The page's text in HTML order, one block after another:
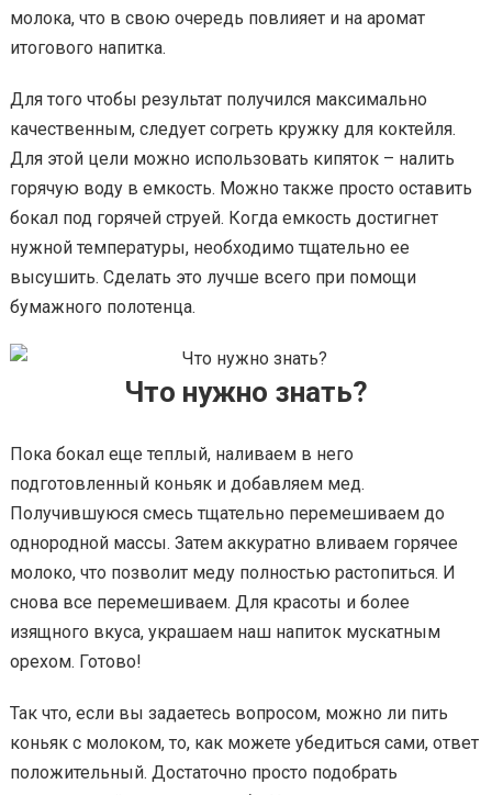
молока, что в свою очередь повлияет и на аромат
итогового напитка.
Для того чтобы результат получился максимально
качественным, следует согреть кружку для коктейля.
Для этой цели можно использовать кипяток – налить
горячую воду в емкость. Можно также просто оставить
бокал под горячей струей. Когда емкость достигнет
нужной температуры, необходимо тщательно ее
высушить. Сделать это лучше всего при помощи
бумажного полотенца.
Что нужно знать?
Пока бокал еще теплый, наливаем в него
подготовленный коньяк и добавляем мед.
Получившуюся смесь тщательно перемешиваем до
однородной массы. Затем аккуратно вливаем горячее
молоко, что позволит меду полностью растопиться. И
снова все перемешиваем. Для красоты и более
изящного вкуса, украшаем наш напиток мускатным
орехом. Готово!
Так что, если вы задаетесь вопросом, можно ли пить
коньяк с молоком, то, как можете убедиться сами, ответ
положительный. Достаточно просто подобрать